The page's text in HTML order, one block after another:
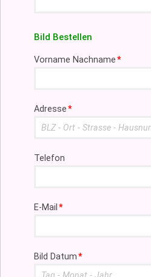
Bild Bestellen
Pflichtfeld
Vorname Nachname*
Pflichtfeld
Adresse*
Telefon
Pflichtfeld
E-Mail*
Pflichtfeld
Bild Datum*